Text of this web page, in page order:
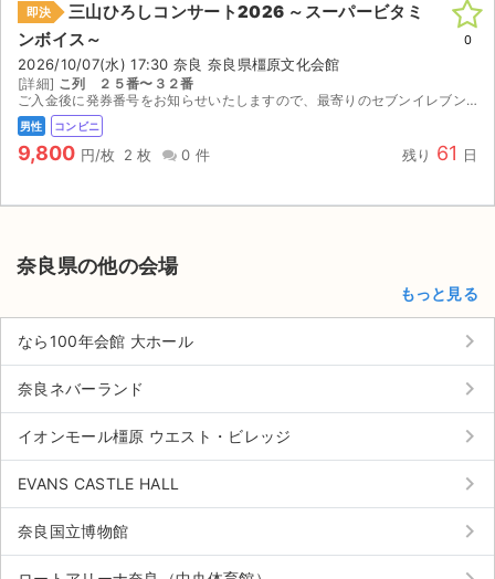
即決
三山ひろしコンサート2026 ～スーパービタミ
ンボイス～
2026/10/07(水) 17:30 奈良 奈良県橿原文化会館
[詳細] こ列 ２５番〜３２番
ご入金後に発券番号をお知らせいたしますので、最寄りのセブンイレブンにて発券して下さい。
男性 コンビニ
9,800 円/枚 2 枚 0 件 残り 61 日
0
奈良県の他の会場
もっと見る
なら100年会館 大ホール keyboard_arrow_right
奈良ネバーランド keyboard_arrow_right
イオンモール橿原 ウエスト・ビレッジ keyboard_arrow_right
EVANS CASTLE HALL keyboard_arrow_right
奈良国立博物館 keyboard_arrow_right